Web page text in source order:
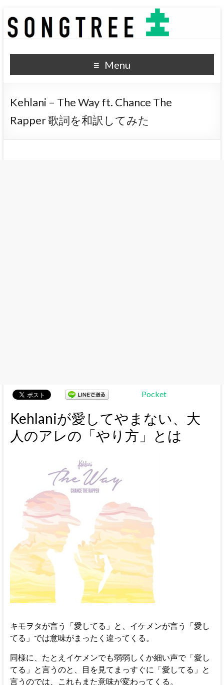
SONGTREE
洋楽歌詞の和訳なら
Menu
Kehlani – The Way ft. Chance The
Rapper 歌詞を和訳してみた
Pocket
Kehlaniが愛してやまない、大
人のアレの「やり方」とは
キモヲタが言う「愛してる」と、イケメンが言う「愛し
てる」では意味がまったく違ってくる。
同様に、たとえイケメンでも弱弱しくか細い声で「愛し
てる」と言うのと、目を見てまっすぐに「愛してる」と
言うのでは、これもまた意味が変わってくる。